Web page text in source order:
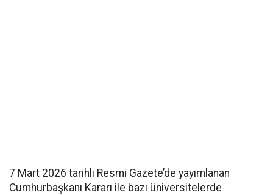
7 Mart 2026 tarihli Resmi Gazete’de yayımlanan
Cumhurbaşkanı Kararı ile bazı üniversitelerde